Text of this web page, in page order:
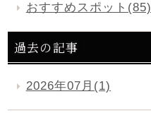
おすすめスポット(85)
過去の記事
2026年07月(1)